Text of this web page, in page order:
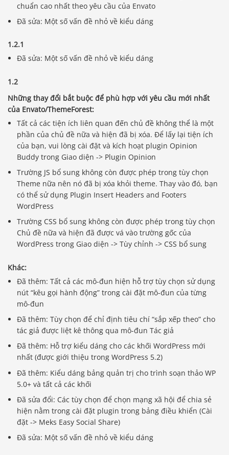
chuẩn cao nhất theo yêu cầu của Envato
Đã sửa: Một số vấn đề nhỏ về kiểu dáng
1.2.1
Đã sửa: Một số vấn đề nhỏ về kiểu dáng
1.2
Những thay đổi bắt buộc để phù hợp với yêu cầu mới nhất
của Envato/ThemeForest:
Tất cả các tiện ích liên quan đến chủ đề không thể là một
phần của chủ đề nữa và hiện đã bị xóa. Để lấy lại tiện ích
của bạn, vui lòng cài đặt và kích hoạt plugin Opinion
Buddy trong Giao diện -> Plugin Opinion
Trường JS bổ sung không còn được phép trong tùy chọn
Theme nữa nên nó đã bị xóa khỏi theme. Thay vào đó, bạn
có thể sử dụng Plugin Insert Headers and Footers
WordPress
Trường CSS bổ sung không còn được phép trong tùy chọn
Chủ đề nữa và hiện đã được vá vào trường gốc của
WordPress trong Giao diện -> Tùy chỉnh -> CSS bổ sung
Khác:
Đã thêm: Tất cả các mô-đun hiện hỗ trợ tùy chọn sử dụng
nút “kêu gọi hành động” trong cài đặt mô-đun của từng
mô-đun
Đã thêm: Tùy chọn để chỉ định tiêu chí “sắp xếp theo” cho
tác giả được liệt kê thông qua mô-đun Tác giả
Đã thêm: Hỗ trợ kiểu dáng cho các khối WordPress mới
nhất (được giới thiệu trong WordPress 5.2)
Đã thêm: Kiểu dáng bảng quản trị cho trình soạn thảo WP
5.0+ và tất cả các khối
Đã sửa đổi: Các tùy chọn để chọn mạng xã hội để chia sẻ
hiện nằm trong cài đặt plugin trong bảng điều khiển (Cài
đặt -> Meks Easy Social Share)
Đã sửa: Một số vấn đề nhỏ về kiểu dáng